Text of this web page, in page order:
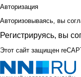
Авторизация
Авторизовываясь, вы
Регистрируясь, вы
Этот сайт защищен